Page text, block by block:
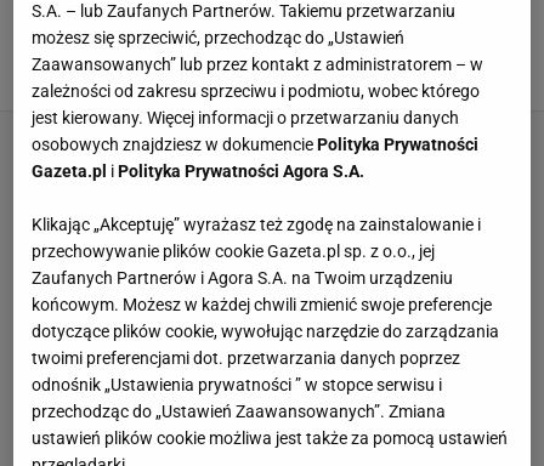
Lidl zwrócił się do klientów. "Prosimy o
nieotwieranie produktu"
LIDL NEWS SKLEPY
S.A. – lub Zaufanych Partnerów. Takiemu przetwarzaniu
możesz się sprzeciwić, przechodząc do „Ustawień
Zaawansowanych” lub przez kontakt z administratorem – w
zależności od zakresu sprzeciwu i podmiotu, wobec którego
jest kierowany. Więcej informacji o przetwarzaniu danych
osobowych znajdziesz w dokumenciePolityka Prywatności
Gazeta.pl iPolityka Prywatności Agora S.A.
Klikając „Akceptuję” wyrażasz też zgodę na zainstalowanie i
przechowywanie plików cookie Gazeta.pl sp. z o.o., jej
Zaufanych Partnerów i Agora S.A. na Twoim urządzeniu
końcowym. Możesz w każdej chwili zmienić swoje preferencje
dotyczące plików cookie, wywołując narzędzie do zarządzania
twoimi preferencjami dot. przetwarzania danych poprzez
odnośnik „Ustawienia prywatności ” w stopce serwisu i
przechodząc do „Ustawień Zaawansowanych”. Zmiana
ustawień plików cookie możliwa jest także za pomocą ustawień